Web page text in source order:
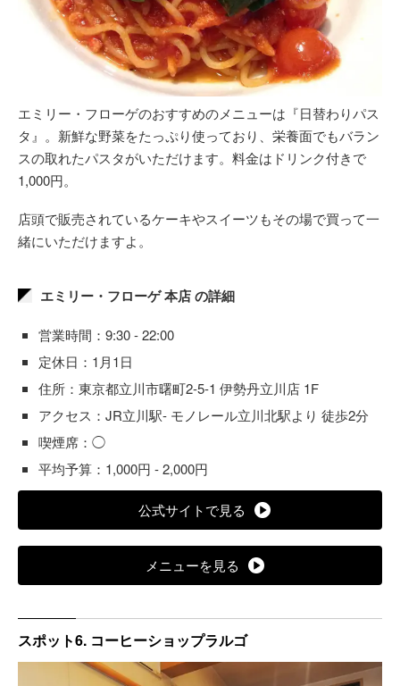
エミリー・フローゲのおすすめのメニューは『日替わりパス
タ』。新鮮な野菜をたっぷり使っており、栄養面でもバラン
スの取れたパスタがいただけます。料金はドリンク付きで
1,000円。
店頭で販売されているケーキやスイーツもその場で買って一
緒にいただけますよ。
エミリー・フローゲ 本店 の詳細
営業時間：9:30 - 22:00
定休日：1月1日
住所：東京都立川市曙町2-5-1 伊勢丹立川店 1F
アクセス：JR立川駅- モノレール立川北駅より 徒歩2分
喫煙席：◯
平均予算：1,000円 - 2,000円
公式サイトで見る
メニューを見る
スポット6. コーヒーショップラルゴ